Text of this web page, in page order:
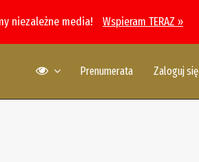
niezależne media! Wspieram TERAZ »
Prenumerata Zaloguj się